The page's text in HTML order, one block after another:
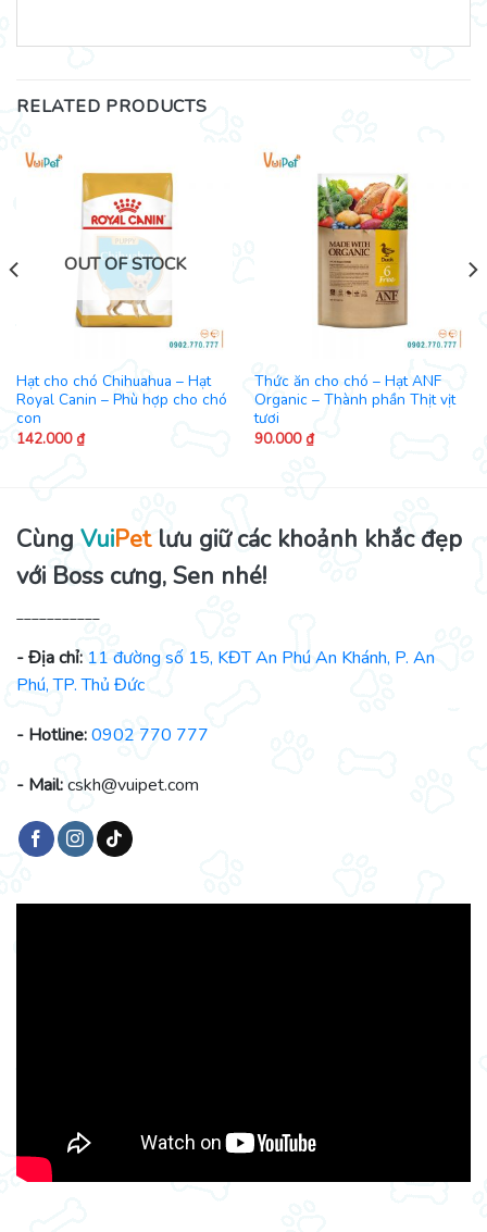
RELATED PRODUCTS
OUT OF STOCK
Hạt cho chó Chihuahua – Hạt
Royal Canin – Phù hợp cho chó
con
142.000₫
Thức ăn cho chó – Hạt ANF
Organic – Thành phần Thịt vịt
tươi
90.000₫
Cùng VuiPetlưu giữ các khoảnh khắc đẹp
với Boss cưng, Sen nhé!
___________
- Địa chỉ: 11 đường số 15, KĐT An Phú An Khánh, P. An
Phú, TP. Thủ Đức
- Hotline:0902 770 777
- Mail:cskh@vuipet.com